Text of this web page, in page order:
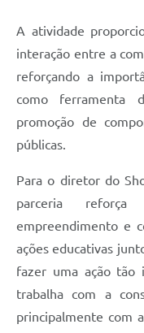
A atividade
interação entre a
reforçando a
como ferramenta
promoção de
públicas.
Para o diretor do
parceria
empreendimento e
ações educativas
fazer uma ação tão
trabalha com a
principalmente com